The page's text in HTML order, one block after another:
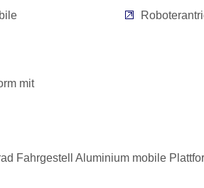
mit
Fahrgestell Aluminium mobile